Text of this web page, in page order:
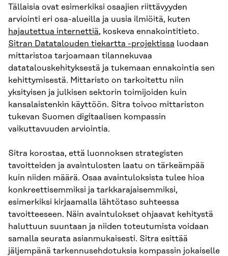
Tällaisia ovat esimerkiksi osaajien riittävyyden
arviointi eri osa-alueilla ja uusia ilmiöitä, kuten
hajautettua internettiä, koskeva ennakointitieto.
Sitran Datatalouden tiekartta -projektissa luodaan
mittaristoa tarjoamaan tilannekuvaa
datatalouskehityksestä ja tukemaan ennakointia sen
kehittymisestä. Mittaristo on tarkoitettu niin
yksityisen ja julkisen sektorin toimijoiden kuin
kansalaistenkin käyttöön. Sitra toivoo mittariston
tukevan Suomen digitaalisen kompassin
vaikuttavuuden arviointia.
Sitra korostaa, että luonnoksen strategisten
tavoitteiden ja avaintulosten laatu on tärkeämpää
kuin niiden määrä. Osaa avaintuloksista tulee hioa
konkreettisemmiksi ja tarkkarajaisemmiksi,
esimerkiksi kirjaamalla lähtötaso suhteessa
tavoitteeseen. Näin avaintulokset ohjaavat kehitystä
haluttuun suuntaan ja niiden toteutumista voidaan
samalla seurata asianmukaisesti. Sitra esittää
jäljempänä tarkennusehdotuksia kompassin jokaiselle